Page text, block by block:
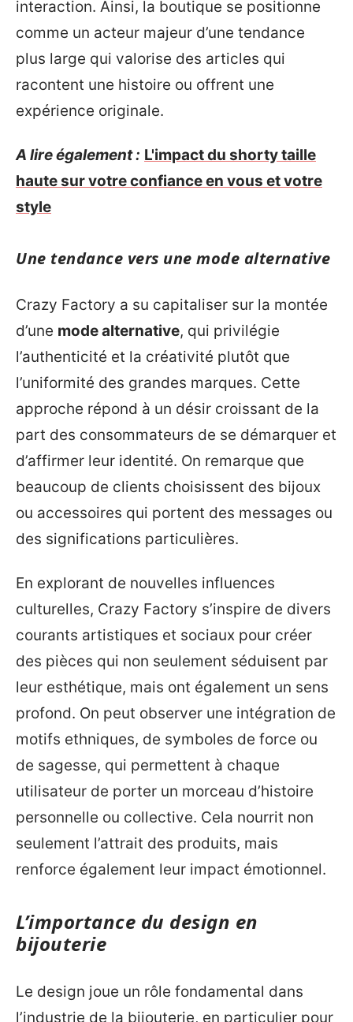
interaction. Ainsi, la boutique se positionne
comme un acteur majeur d’une tendance
plus large qui valorise des articles qui
racontent une histoire ou offrent une
expérience originale.
A lire également : L'impact du shorty taille
haute sur votre confiance en vous et votre
style
Une tendance vers une mode alternative
Crazy Factory a su capitaliser sur la montée
d’une mode alternative, qui privilégie
l’authenticité et la créativité plutôt que
l’uniformité des grandes marques. Cette
approche répond à un désir croissant de la
part des consommateurs de se démarquer et
d’affirmer leur identité. On remarque que
beaucoup de clients choisissent des bijoux
ou accessoires qui portent des messages ou
des significations particulières.
En explorant de nouvelles influences
culturelles, Crazy Factory s’inspire de divers
courants artistiques et sociaux pour créer
des pièces qui non seulement séduisent par
leur esthétique, mais ont également un sens
profond. On peut observer une intégration de
motifs ethniques, de symboles de force ou
de sagesse, qui permettent à chaque
utilisateur de porter un morceau d’histoire
personnelle ou collective. Cela nourrit non
seulement l’attrait des produits, mais
renforce également leur impact émotionnel.
L’importance du design en
bijouterie
Le design joue un rôle fondamental dans
l’industrie de la bijouterie, en particulier pour